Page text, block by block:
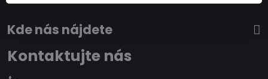
Kde nás nájdete
Kontaktujte nás